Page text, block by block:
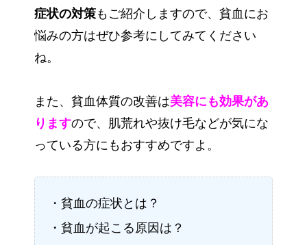
症状の対策もご紹介しますので、貧血にお
悩みの方はぜひ参考にしてみてください
ね。
また、貧血体質の改善は美容にも効果があ
りますので、肌荒れや抜け毛などが気にな
っている方にもおすすめですよ。
・貧血の症状とは？
・貧血が起こる原因は？